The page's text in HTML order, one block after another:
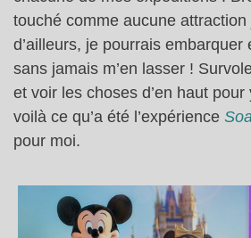
touché comme aucune
d’ailleurs, je pourrais embarquer
sans jamais m’en lasser !
et voir les choses d’en haut
voilà ce qu’a été l’expérience
pour moi.